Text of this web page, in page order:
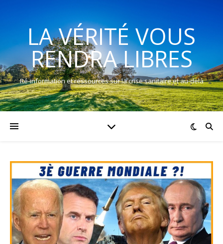
LA VÉRITÉ VOUS
RENDRA LIBRES
Ré-information et ressources sur la crise sanitaire et au-delà